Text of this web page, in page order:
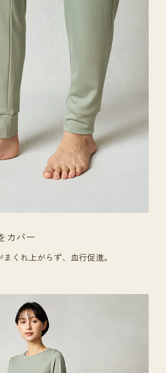
カバー
くれ上がらず、血行促進。